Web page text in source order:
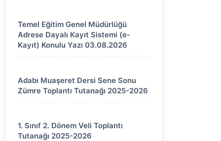
Temel Eğitim Genel Müdürlüğü
Adrese Dayalı Kayıt Sistemi (e-
Kayıt) Konulu Yazı 03.08.2026
Adabı Muaşeret Dersi Sene Sonu
Zümre Toplantı Tutanağı 2025-2026
1. Sınıf 2. Dönem Veli Toplantı
Tutanağı 2025-2026